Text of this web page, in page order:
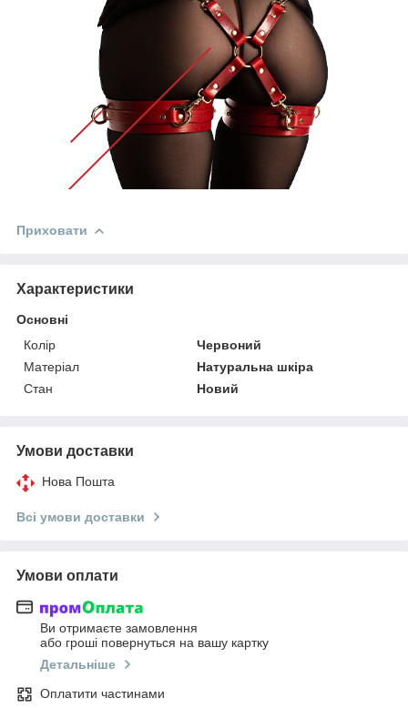
Приховати
Характеристики
Основні
Колір
Червоний
Матеріал
Натуральна шкіра
Стан
Новий
Умови доставки
Нова Пошта
Всі умови доставки
Умови оплати
Ви отримаєте замовлення
або гроші повернуться на вашу картку
Детальніше
Оплатити частинами